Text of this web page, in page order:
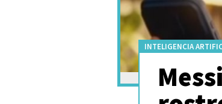
INTELIGENCIA